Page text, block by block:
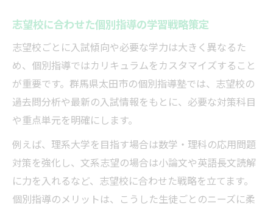
志望校に合わせた個別指導の学習戦略策定
志望校ごとに入試傾向や必要な学力は大きく異なるた
め、個別指導ではカリキュラムをカスタマイズすること
が重要です。群馬県太田市の個別指導塾では、志望校の
過去問分析や最新の入試情報をもとに、必要な対策科目
や重点単元を明確にします。
例えば、理系大学を目指す場合は数学・理科の応用問題
対策を強化し、文系志望の場合は小論文や英語長文読解
に力を入れるなど、志望校に合わせた戦略を立てます。
個別指導のメリットは、こうした生徒ごとのニーズに柔